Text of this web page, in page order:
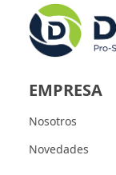
EMPRESA
Nosotros
Novedades